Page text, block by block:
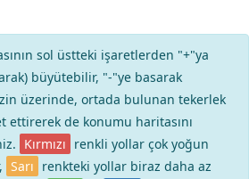
sol üstteki işaretlerden "+"ya
büyütebilir, "-"ye basarak
üzerinde, ortada bulunan tekerlek
de konumu haritasını
Kırmızı renkli yollar çok yoğun
Sarı renkteki yollar biraz daha az